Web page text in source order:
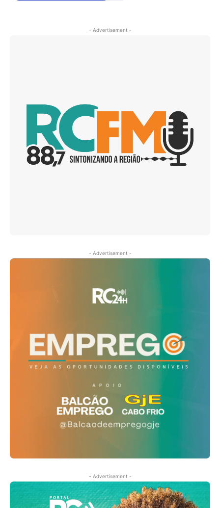
- Advertisement -
- Advertisement -
- Advertisement -